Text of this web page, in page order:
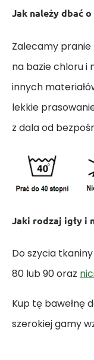
Jak należy dbać
Zalecamy pranie
na bazie chloru i
innych
lekkie
z dala od
Jaki rodzaj igły i
Do szycia
80 lub 90 oraz
Kup tę bawełnę
szerokiej gamy